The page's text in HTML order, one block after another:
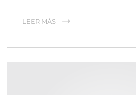
LEER MÁS